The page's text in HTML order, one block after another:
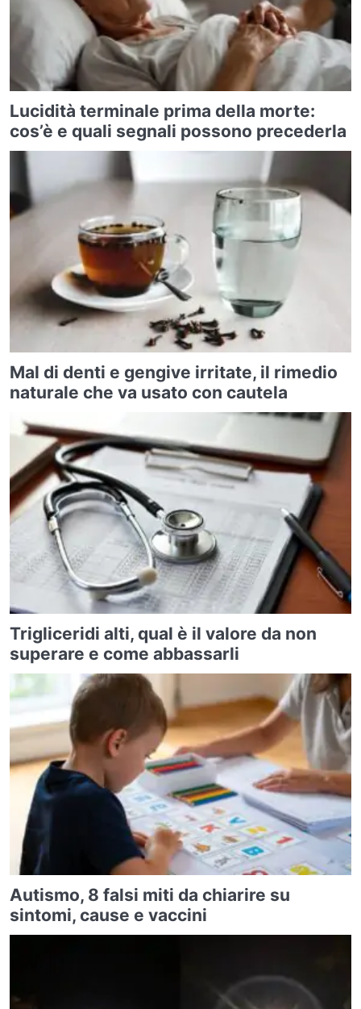
Lucidità terminale prima della morte:
cos’è e quali segnali possono precederla
Mal di denti e gengive irritate, il rimedio
naturale che va usato con cautela
Trigliceridi alti, qual è il valore da non
superare e come abbassarli
Autismo, 8 falsi miti da chiarire su
sintomi, cause e vaccini